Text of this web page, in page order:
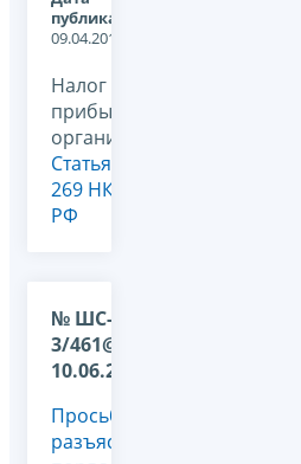
публикации:
09.04.2012
Налог на
прибыль
организаций,
Статья
269 НК
РФ
№ ШС-22-
3/461@ от
10.06.2009
Просьба
разъяснить